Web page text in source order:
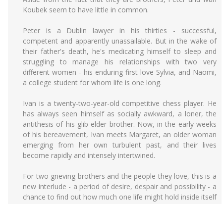
Koubek seem to have little in common.
Peter is a Dublin lawyer in his thirties - successful,
competent and apparently unassailable. But in the wake of
their father's death, he's medicating himself to sleep and
struggling to manage his relationships with two very
different women - his enduring first love Sylvia, and Naomi,
a college student for whom life is one long.
Ivan is a twenty-two-year-old competitive chess player. He
has always seen himself as socially awkward, a loner, the
antithesis of his glib elder brother. Now, in the early weeks
of his bereavement, Ivan meets Margaret, an older woman
emerging from her own turbulent past, and their lives
become rapidly and intensely intertwined.
For two grieving brothers and the people they love, this is a
new interlude - a period of desire, despair and possibility - a
chance to find out how much one life might hold inside itself